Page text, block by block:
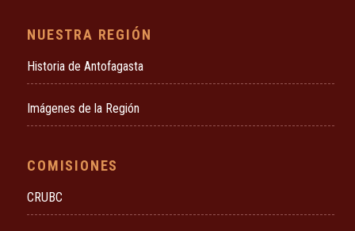
NUESTRA REGIÓN
Historia de Antofagasta
Imágenes de la Región
COMISIONES
CRUBC